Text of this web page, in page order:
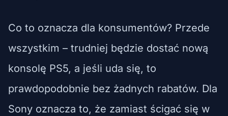
Co to oznacza dla konsumentów? Przede
wszystkim – trudniej będzie dostać nową
konsolę PS5, a jeśli uda się, to
prawdopodobnie bez żadnych rabatów. Dla
Sony oznacza to, że zamiast ścigać się w